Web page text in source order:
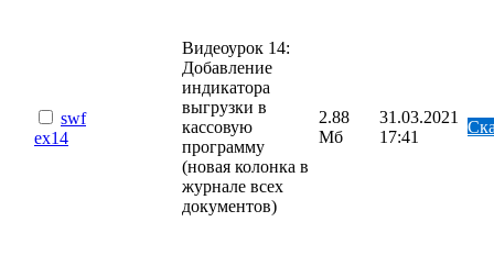
swf
ex14
Видеоурок 14:
Добавление
индикатора
выгрузки в
кассовую
программу
(новая колонка в
журнале всех
документов)
2.88
Мб
31.03.2021
17:41